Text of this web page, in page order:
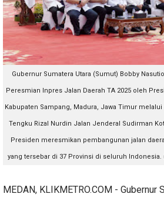
Gubernur Sumatera Utara (Sumut) Bobby
Peresmian Inpres Jalan Daerah TA 2025 oleh
Kabupaten Sampang, Madura, Jawa Timur
Tengku Rizal Nurdin Jalan Jenderal Sudirman
Presiden meresmikan pembangunan jalan
yang tersebar di 37 Provinsi di seluruh
MEDAN, KLIKMETRO.COM - Gubernur